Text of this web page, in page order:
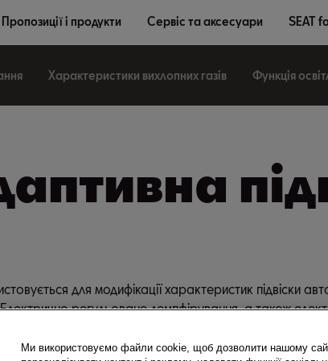
Пропозиції і продукти Сервіс та аксесуари SEAT
Характеристики вихлопних газів Функція
для модифікації характеристик підвіски
регульоване демпфірування, а також
керованість автомобіля.
Ми використовуємо файли cookie, щоб дозволити нашому